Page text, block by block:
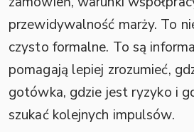
przewidywalność marży. To
czysto formalne. To są
pomagają lepiej zrozumieć,
gotówka, gdzie jest ryzyko i
szukać kolejnych impulsów.